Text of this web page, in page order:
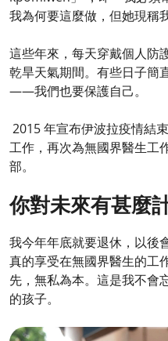
我為何要這麼做，但她現稱
這些年來，每天穿戴個人防
乾旱天氣期間。有些日子簡
——我們也要保護自己。
2015 年宣布伊波拉疫情結
工作，再次為無國界醫生工
部。
你對未來有甚麼
我今年年底就要退休，以後
真的享受在無國界醫生的工
先，無私為本。這是我不會
的孩子。